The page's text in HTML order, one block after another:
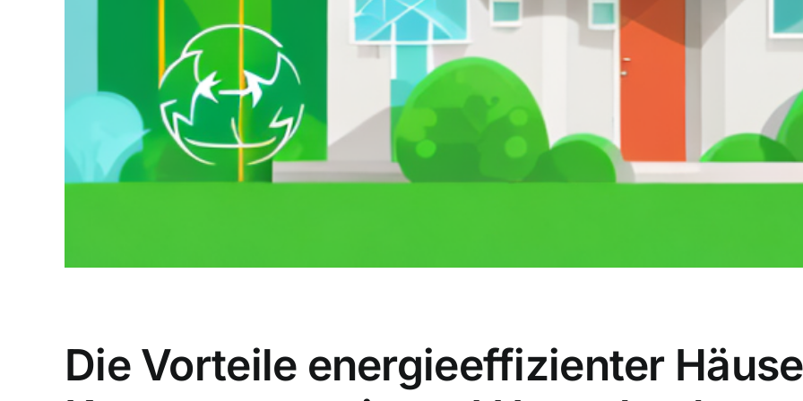
Die Vorteile energieeffizienter